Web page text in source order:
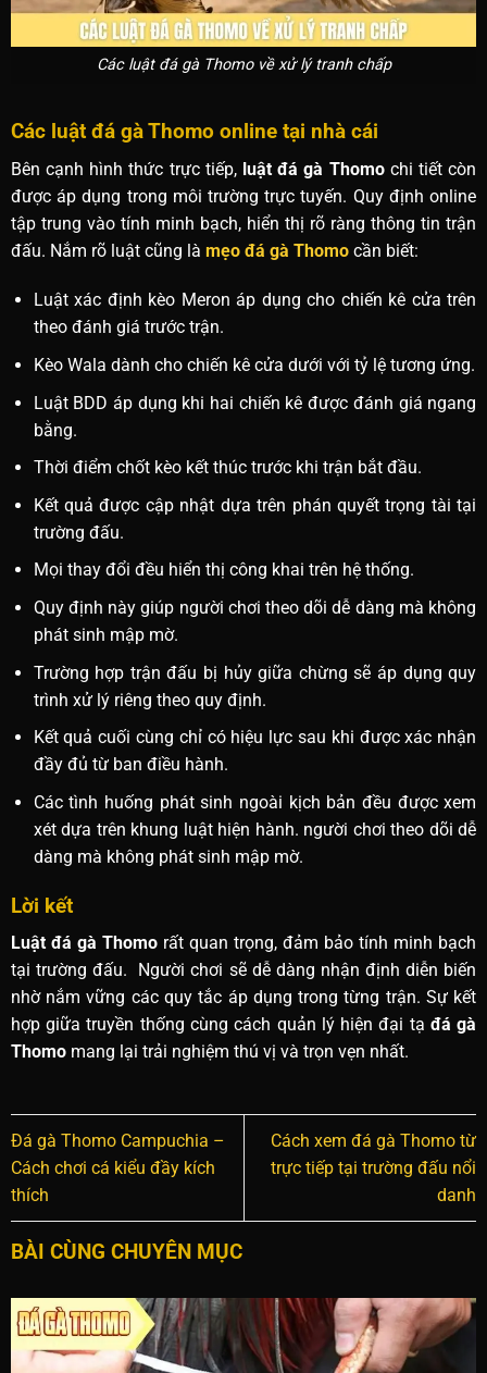
Các luật đá gà Thomo về xử lý tranh chấp
Các luật đá gà Thomo online tại nhà cái
Bên cạnh hình thức trực tiếp, luật đá gà Thomo chi tiết còn
được áp dụng trong môi trường trực tuyến. Quy định online
tập trung vào tính minh bạch, hiển thị rõ ràng thông tin trận
đấu. Nắm rõ luật cũng là mẹo đá gà Thomocần biết:
Luật xác định kèo Meron áp dụng cho chiến kê cửa trên
theo đánh giá trước trận.
Kèo Wala dành cho chiến kê cửa dưới với tỷ lệ tương ứng.
Luật BDD áp dụng khi hai chiến kê được đánh giá ngang
bằng.
Thời điểm chốt kèo kết thúc trước khi trận bắt đầu.
Kết quả được cập nhật dựa trên phán quyết trọng tài tại
trường đấu.
Mọi thay đổi đều hiển thị công khai trên hệ thống.
Quy định này giúp người chơi theo dõi dễ dàng mà không
phát sinh mập mờ.
Trường hợp trận đấu bị hủy giữa chừng sẽ áp dụng quy
trình xử lý riêng theo quy định.
Kết quả cuối cùng chỉ có hiệu lực sau khi được xác nhận
đầy đủ từ ban điều hành.
Các tình huống phát sinh ngoài kịch bản đều được xem
xét dựa trên khung luật hiện hành. người chơi theo dõi dễ
dàng mà không phát sinh mập mờ.
Lời kết
Luật đá gà Thomorất quan trọng, đảm bảo tính minh bạch
tại trường đấu. Người chơi sẽ dễ dàng nhận định diễn biến
nhờ nắm vững các quy tắc áp dụng trong từng trận. Sự kết
hợp giữa truyền thống cùng cách quản lý hiện đại tạ đá gà
Thomomang lại trải nghiệm thú vị và trọn vẹn nhất.
Đá gà Thomo Campuchia –
Cách chơi cá kiểu đầy kích
thích
Cách xem đá gà Thomo từ
trực tiếp tại trường đấu nổi
danh
BÀI CÙNG CHUYÊN MỤC